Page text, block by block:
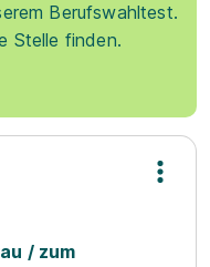
Berufswahltest.
Stelle finden.
/ zum